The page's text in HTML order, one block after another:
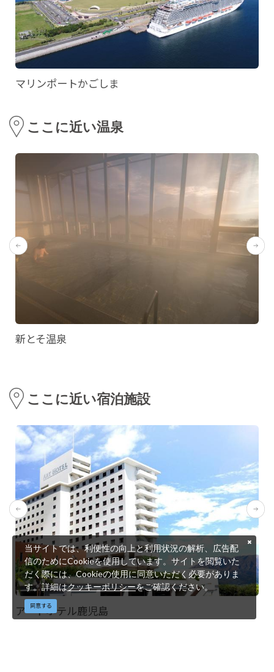
マリンポートかごしま
ここに近い温泉
新とそ温泉
ここに近い宿泊施設
アートホテル鹿児島
当サイトでは、利便性の向上と利用状況の解析、広告配
信のためにCookieを使用しています。サイトを閲覧いた
だく際には、Cookieの使用に同意いただく必要がありま
す。詳細はクッキーポリシーをご確認ください。
同意する